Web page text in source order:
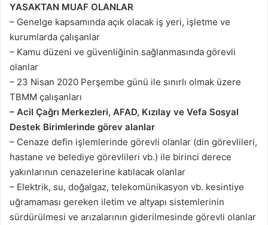
YASAKTAN MUAF OLANLAR
– Genelge kapsamında açık olacak iş yeri, işletme ve
kurumlarda çalışanlar
– Kamu düzeni ve güvenliğinin sağlanmasında görevli
olanlar
– 23 Nisan 2020 Perşembe günü ile sınırlı olmak üzere
TBMM çalışanları
– Acil Çağrı Merkezleri, AFAD, Kızılay ve Vefa Sosyal
Destek Birimlerinde görev alanlar
– Cenaze defin işlemlerinde görevli olanlar (din görevlileri,
hastane ve belediye görevlileri vb.) ile birinci derece
yakınlarının cenazelerine katılacak olanlar
– Elektrik, su, doğalgaz, telekomünikasyon vb. kesintiye
uğramaması gereken iletim ve altyapı sistemlerinin
sürdürülmesi ve arızalarının giderilmesinde görevli olanlar